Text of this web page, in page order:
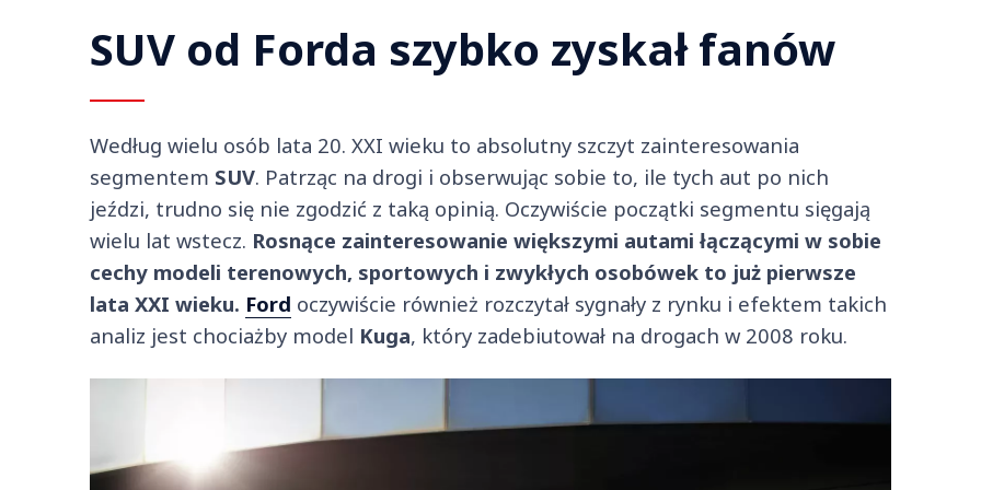
SUV od Forda szybko zyskał fanów
Według wielu osób lata 20. XXI wieku to absolutny szczyt zainteresowania
segmentem SUV. Patrząc na drogi i obserwując sobie to, ile tych aut po nich
jeździ, trudno się nie zgodzić z taką opinią. Oczywiście początki segmentu sięgają
wielu lat wstecz. Rosnące zainteresowanie większymi autami łączącymi w sobie
cechy modeli terenowych, sportowych i zwykłych osobówek to już pierwsze
lata XXI wieku. Ford oczywiście również rozczytał sygnały z rynku i efektem takich
analiz jest chociażby model Kuga, który zadebiutował na drogach w 2008 roku.